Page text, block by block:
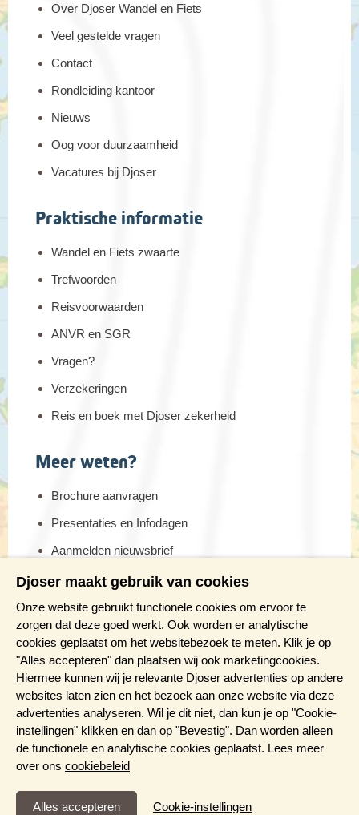
Over Djoser Wandel en Fiets
Veel gestelde vragen
Contact
Rondleiding kantoor
Nieuws
Oog voor duurzaamheid
Vacatures bij Djoser
Praktische informatie
Wandel en Fiets zwaarte
Trefwoorden
Reisvoorwaarden
ANVR en SGR
Vragen?
Verzekeringen
Reis en boek met Djoser zekerheid
Meer weten?
Brochure aanvragen
Presentaties en Infodagen
Aanmelden nieuwsbrief
Djoser maakt gebruik van cookies
Onze website gebruikt functionele cookies om ervoor te
zorgen dat deze goed werkt. Ook worden er analytische
cookies geplaatst om het websitebezoek te meten. Klik je op
"Alles accepteren" dan plaatsen wij ook marketingcookies.
Hiermee kunnen wij je relevante Djoser advertenties op andere
websites laten zien en het bezoek aan onze website via deze
advertenties analyseren. Wil je dit niet, dan kun je op "Cookie-
instellingen" klikken en dan op "Bevestig". Dan worden alleen
de functionele en analytische cookies geplaatst. Lees meer
over ons cookiebeleid
Cookie-instellingen